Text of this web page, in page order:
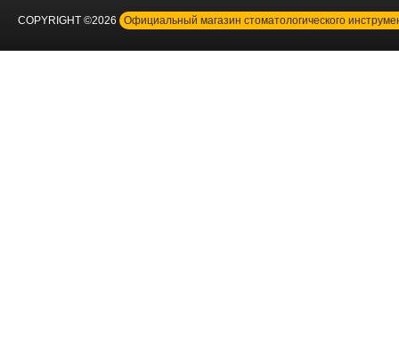
COPYRIGHT ©2026 Официальный магазин стоматологического